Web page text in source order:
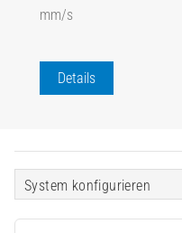
mm/s
Details
System konfigurieren